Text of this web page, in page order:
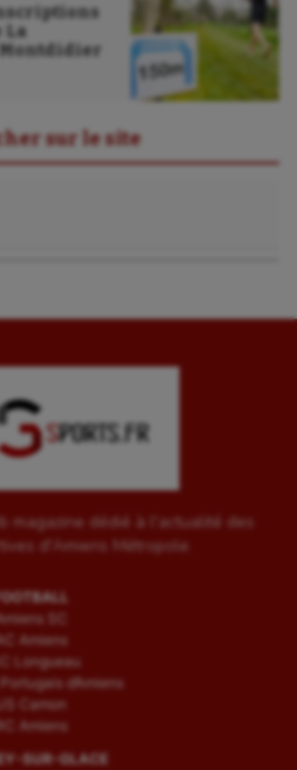
inscriptions
La
Montdidier
sur le site
magazine dédié à l'actualité des
d'Amiens Métropole.
SC
Amiens
Longueau
Portugais d’Amiens
US Camon
RC Amiens
SUR-GLACE